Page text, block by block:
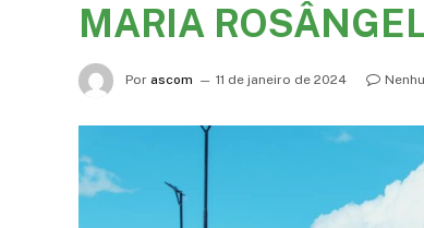
MARIA
Por ascom 11 de janeiro de 2024